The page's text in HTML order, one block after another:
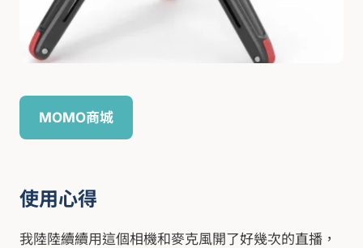
MOMO商城
使用心得
我陸陸續續用這個相機和麥克風開了好幾次的直播，